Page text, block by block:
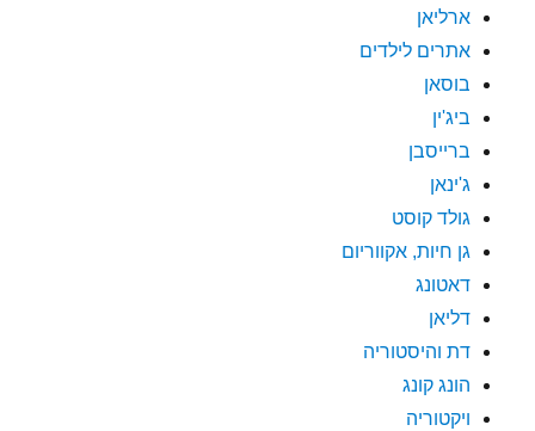
ארליאן
אתרים לילדים
בוסאן
ביג'ין
ברייסבן
ג'ינאן
גולד קוסט
גן חיות, אקווריום
דאטונג
דליאן
דת והיסטוריה
הונג קונג
ויקטוריה